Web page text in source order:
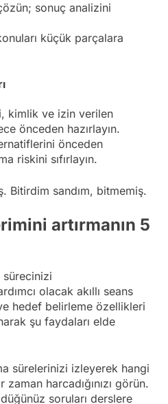
sonuç analizini
küçük parçalara
kimlik ve izin verilen
önceden hazırlayın.
önceden
riskini sıfırlayın.
Bitirdim sandım, bitmemiş.
artırmanın 5
sürecinizi
olacak akıllı seans
hedef belirleme özellikleri
şu faydaları elde
sürelerinizi izleyerek hangi
harcadığınızı görün.
soruları derslere